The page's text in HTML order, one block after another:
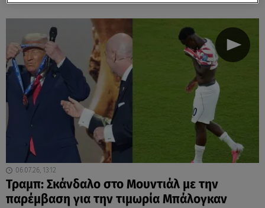
06.07.26, 13:12
Τραμπ: Σκάνδαλο στο Μουντιάλ με την
παρέμβαση για την τιμωρία Μπάλογκαν